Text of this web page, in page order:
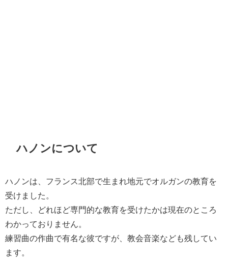
ハノンについて
ハノンは、フランス北部で生まれ地元でオルガンの教育を
受けました。
ただし、どれほど専門的な教育を受けたかは現在のところ
わかっておりません。
練習曲の作曲で有名な彼ですが、教会音楽なども残してい
ます。